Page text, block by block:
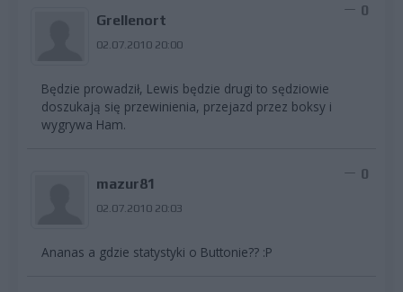
Grellenort
02.07.2010 20:00
0
Będzie prowadził, Lewis będzie drugi to sędziowie
doszukają się przewinienia, przejazd przez boksy i
wygrywa Ham.
mazur81
02.07.2010 20:03
0
Ananas a gdzie statystyki o Buttonie?? :P